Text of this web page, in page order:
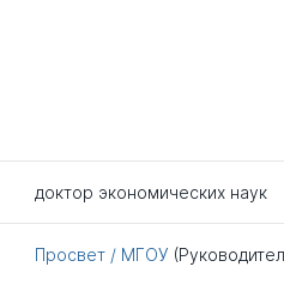
доктор экономических наук
Просвет / МГОУ